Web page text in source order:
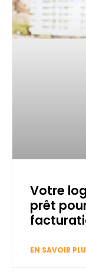
Votre
prêt
EN SAVOIR